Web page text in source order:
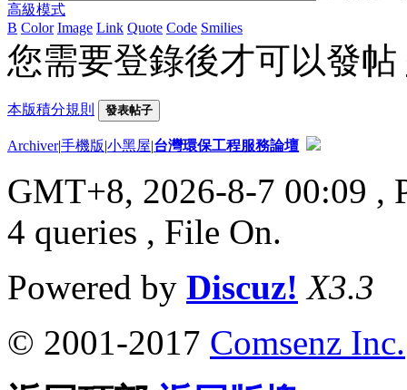
高級模式
B Color Image Link Quote Code Smilies
您需要登錄後才可以發帖
本版積分規則 發表帖子
Archiver|手機版|小黑屋|台灣環保工程服務論壇
GMT+8, 2026-8-7 00:09 ,
4 queries , File On.
Powered by Discuz! X3.3
© 2001-2017 Comsenz Inc.